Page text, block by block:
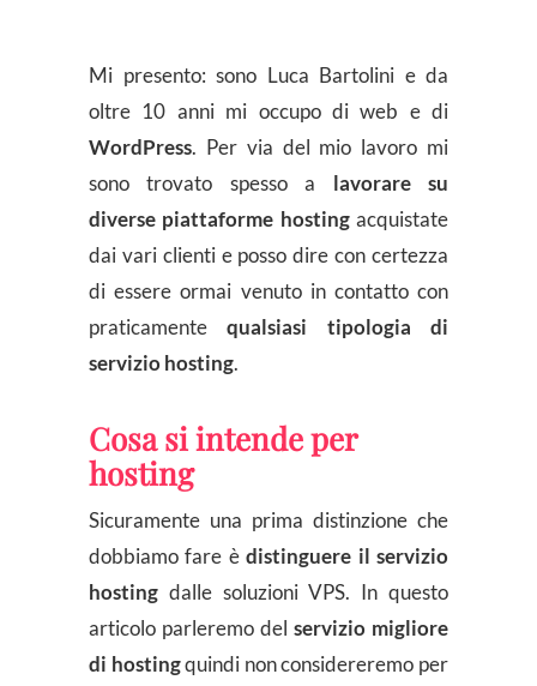
Mi presento: sono Luca Bartolini e da
oltre 10 anni mi occupo di web e di
WordPress. Per via del mio lavoro mi
sono trovato spesso a lavorare su
diverse piattaforme hostingacquistate
dai vari clienti e posso dire con certezza
di essere ormai venuto in contatto con
praticamentequalsiasi tipologia di
servizio hosting.
Cosa si intende per
hosting
Sicuramente una prima distinzione che
dobbiamo fare èdistinguere il servizio
hosting dalle soluzioni VPS. In questo
articolo parleremo del servizio migliore
di hostingquindi non considereremo per